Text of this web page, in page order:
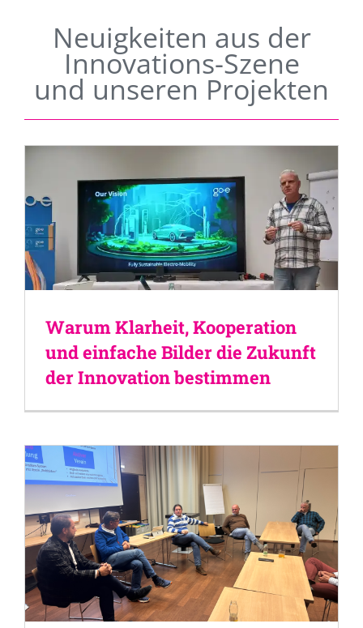
Neuigkeiten aus der
Innovations-Szene
und unseren Projekten
Warum Klarheit, Kooperation
und einfache Bilder die Zukunft
der Innovation bestimmen